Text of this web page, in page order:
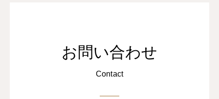
お問い合わせ
Contact